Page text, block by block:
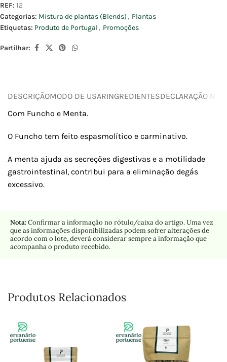
REF: 12
Categorias: Mistura de plantas (Blends) , Plantas
Etiquetas: Produto de Portugal , Promoções
Partilhar:
DESCRIÇÃOMODO DE USARINGREDIENTESDECLARAÇÃO
Com Funcho e Menta.
O Funcho tem feito espasmolítico e carminativo.
A menta ajuda as secreções digestivas e a motilidade
gastrointestinal, contribui para a eliminação degás
excessivo.
Nota:Confirmar a informação no rótulo/caixa do artigo. Uma vez
que as informações disponibilizadas podem sofrer alterações de
acordo com o lote, deverá considerar sempre a informação que
acompanha o produto recebido.
Produtos Relacionados